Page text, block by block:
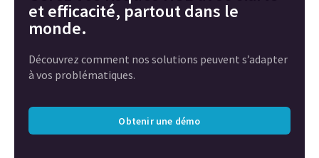
et efficacité, partout dans le
monde.
Découvrez comment nos solutions peuvent s’adapter
à vos problématiques.
Obtenir une démo